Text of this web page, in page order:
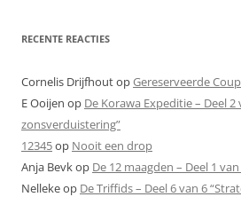
RECENTE REACTIES
Cornelis DrijfhoutopGereserveerde
E Ooijen op De Korawa Expeditie – Deel 2
zonsverduistering”
12345op Nooit een drop
Anja Bevkop De 12 maagden – Deel 1
Nellekeop De Triffids – Deel 6 van 6